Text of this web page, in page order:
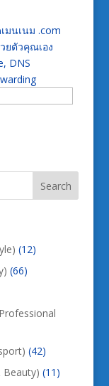
มนเนม .com
ยตัวคุณเอง
DNS
(12)
(66)
(42)
(11)